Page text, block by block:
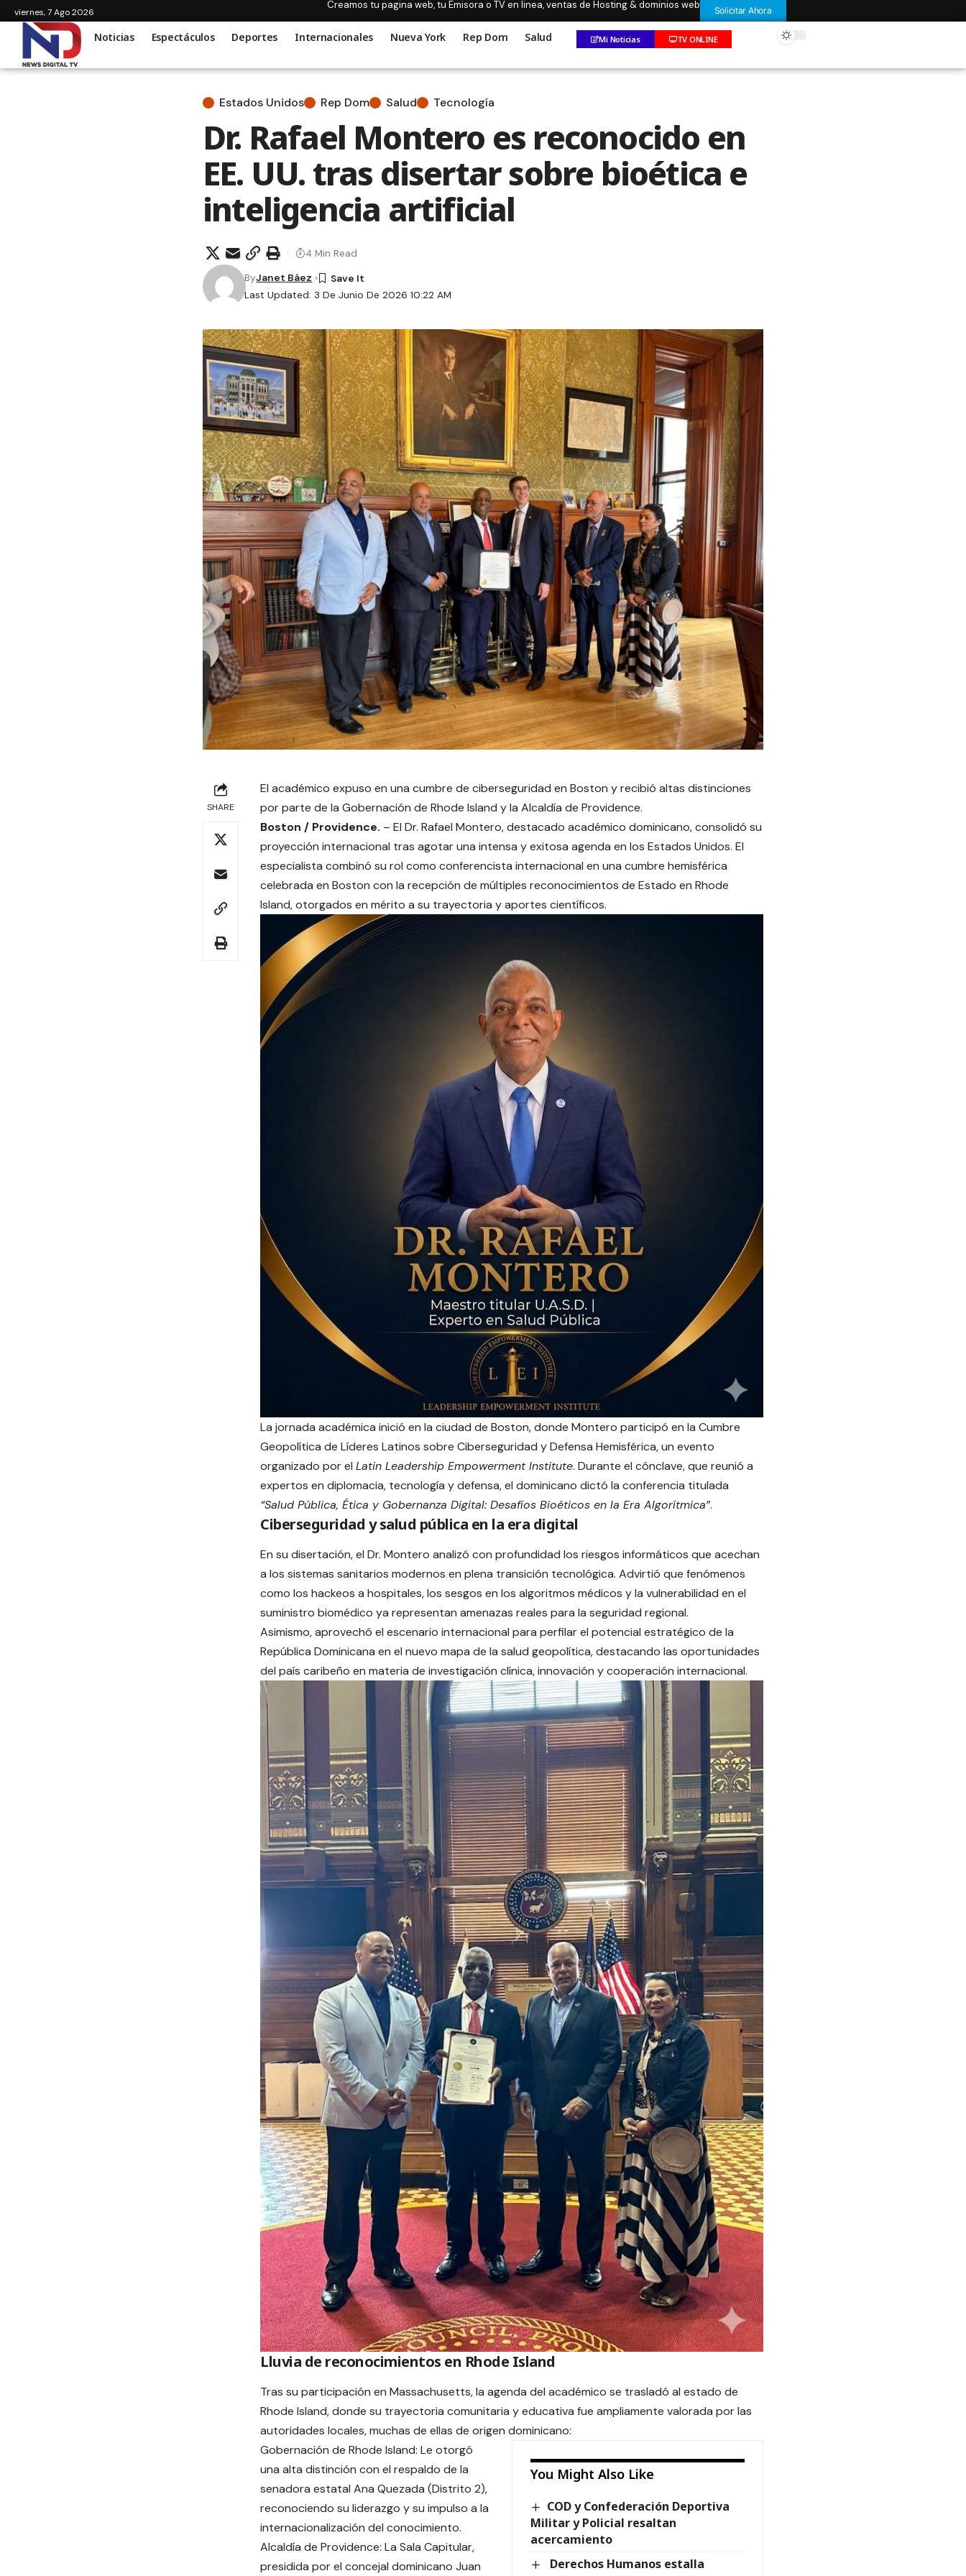
viernes, 7 Ago 2026
Creamos tu pagina web, tu Emisora o TV en linea, ventas de Hosting & dominios web Solicitar Ahora
Noticias Espectáculos Deportes Internacionales Nueva York Rep Dom Salud Mi Noticias TV ONLINE
Estados Unidos Rep Dom Salud Tecnología
Dr. Rafael Montero es reconocido en
EE. UU. tras disertar sobre bioética e
inteligencia artificial
Last Updated: 3 De Junio De 2026 10:22 AM
ByJanet Báez
4 Min Read
SHARE
El académico expuso en una cumbre de ciberseguridad en Boston y recibió altas distinciones
por parte de la Gobernación de Rhode Island y la Alcaldía de Providence.
Boston / Providence. – El Dr. Rafael Montero, destacado académico dominicano, consolidó su
proyección internacional tras agotar una intensa y exitosa agenda en los Estados Unidos. El
especialista combinó su rol como conferencista internacional en una cumbre hemisférica
celebrada en Boston con la recepción de múltiples reconocimientos de Estado en Rhode
Island, otorgados en mérito a su trayectoria y aportes científicos.
La jornada académica inició en la ciudad de Boston, donde Montero participó en la Cumbre
Geopolítica de Líderes Latinos sobre Ciberseguridad y Defensa Hemisférica, un evento
organizado por el Latin Leadership Empowerment Institute. Durante el cónclave, que reunió a
expertos en diplomacia, tecnología y defensa, el dominicano dictó la conferencia titulada
“Salud Pública, Ética y Gobernanza Digital: Desafíos Bioéticos en la Era Algorítmica”.
Ciberseguridad y salud pública en la era digital
En su disertación, el Dr. Montero analizó con profundidad los riesgos informáticos que acechan
a los sistemas sanitarios modernos en plena transición tecnológica. Advirtió que fenómenos
como los hackeos a hospitales, los sesgos en los algoritmos médicos y la vulnerabilidad en el
suministro biomédico ya representan amenazas reales para la seguridad regional.
Asimismo, aprovechó el escenario internacional para perfilar el potencial estratégico de la
República Dominicana en el nuevo mapa de la salud geopolítica, destacando las oportunidades
del país caribeño en materia de investigación clínica, innovación y cooperación internacional.
Lluvia de reconocimientos en Rhode Island
Tras su participación en Massachusetts, la agenda del académico se trasladó al estado de
Rhode Island, donde su trayectoria comunitaria y educativa fue ampliamente valorada por las
autoridades locales, muchas de ellas de origen dominicano:
You Might Also Like
COD y Confederación Deportiva
Militar y Policial resaltan
acercamiento
Derechos Humanos estalla
Gobernación de Rhode Island: Le otorgó
una alta distinción con el respaldo de la
senadora estatal Ana Quezada (Distrito 2),
reconociendo su liderazgo y su impulso a la
internacionalización del conocimiento.
Alcaldía de Providence: La Sala Capitular,
presidida por el concejal dominicano Juan